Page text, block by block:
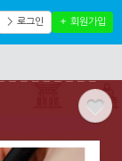
＞ 로그인 ＋ 회원가입